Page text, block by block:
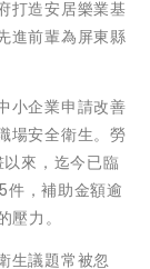
打造安居樂業基
進前輩為屏東縣
小企業申請改善
場安全衛生。勞
來，迄今已臨
件，補助金額逾
力。
生議題常被忽